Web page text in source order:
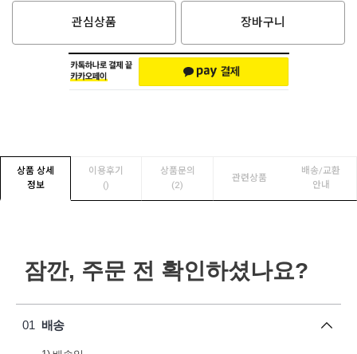
관심상품 장바구니
상품 상세
정보
이용후기
()
상품문의
(2)
관련상품
배송/교환
안내
잠깐, 주문 전 확인하셨나요?
01 배송